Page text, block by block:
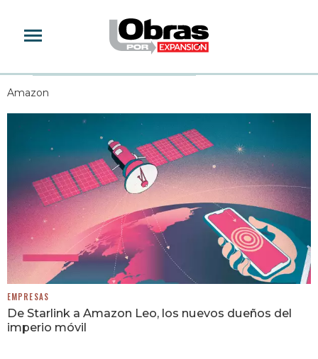
Amazon
EMPRESAS
De Starlink a Amazon Leo, los nuevos dueños del
imperio móvil